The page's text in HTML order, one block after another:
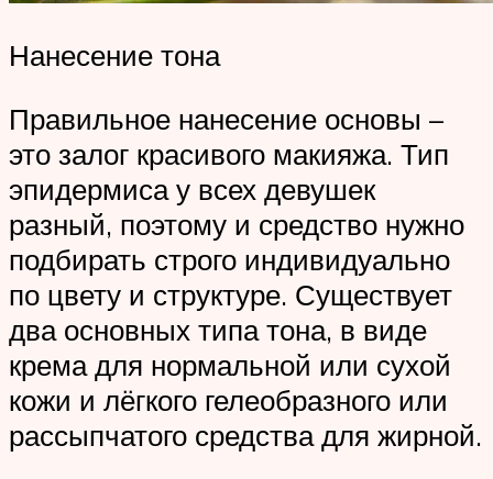
Нанесение тона
Правильное нанесение основы –
это залог красивого макияжа. Тип
эпидермиса у всех девушек
разный, поэтому и средство нужно
подбирать строго индивидуально
по цвету и структуре. Существует
два основных типа тона, в виде
крема для нормальной или сухой
кожи и лёгкого гелеобразного или
рассыпчатого средства для жирной.